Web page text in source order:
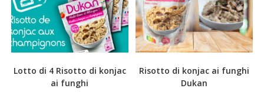
Lotto di 4 Risotto di konjac
ai funghi
Risotto di konjac ai funghi
Dukan